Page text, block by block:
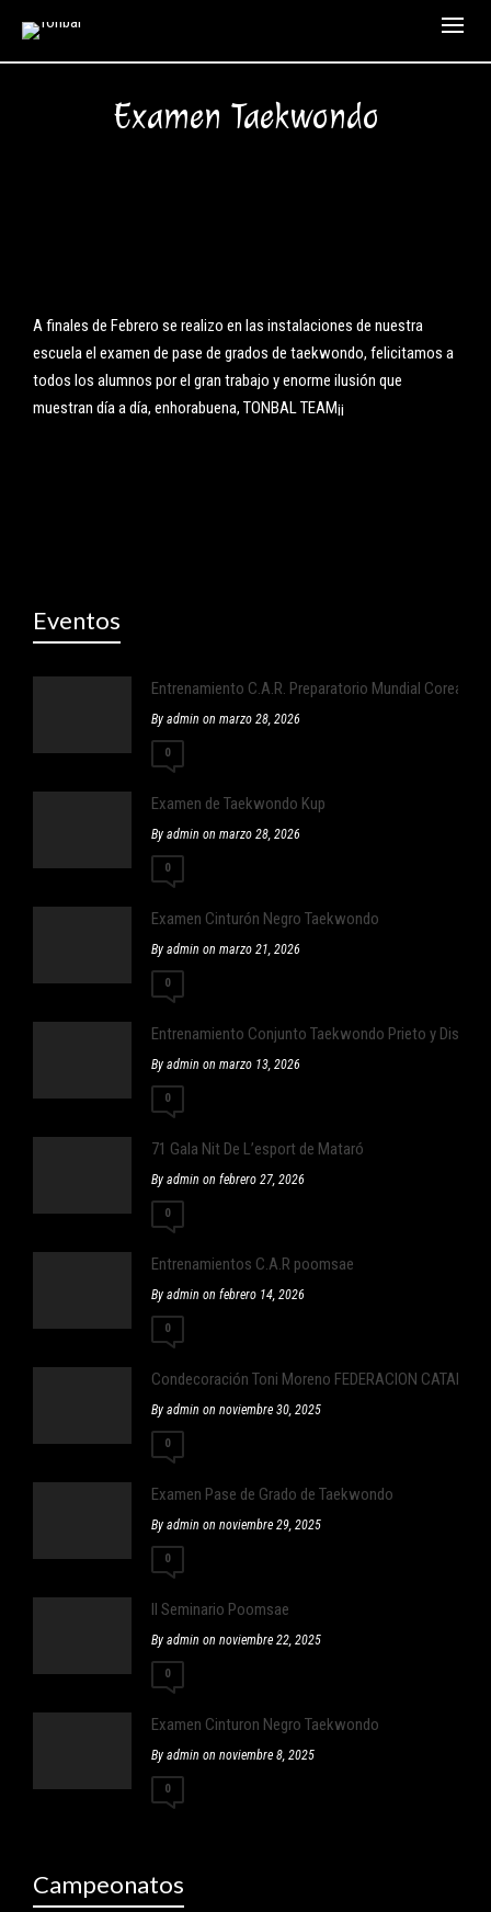
Examen Taekwondo
A finales de Febrero se realizo en las instalaciones de nuestra
escuela el examen de pase de grados de taekwondo, felicitamos a
todos los alumnos por el gran trabajo y enorme ilusión que
muestran día a día, enhorabuena, TONBAL TEAM¡¡
Eventos
Entrenamiento C.A.R. Preparatorio Mundial Corea
By admin on marzo 28, 2026
0
Examen de Taekwondo Kup
By admin on marzo 28, 2026
0
Examen Cinturón Negro Taekwondo
By admin on marzo 21, 2026
0
Entrenamiento Conjunto Taekwondo Prieto y Distrito
By admin on marzo 13, 2026
0
71 Gala Nit De L’esport de Mataró
By admin on febrero 27, 2026
0
Entrenamientos C.A.R poomsae
By admin on febrero 14, 2026
0
Condecoración Toni Moreno FEDERACION
By admin on noviembre 30, 2025
0
Examen Pase de Grado de Taekwondo
By admin on noviembre 29, 2025
0
II Seminario Poomsae
By admin on noviembre 22, 2025
0
Examen Cinturon Negro Taekwondo
By admin on noviembre 8, 2025
0
Campeonatos